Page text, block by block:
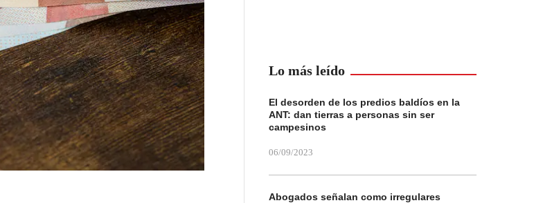
Lo más leído
El desorden de los predios baldíos en la
ANT: dan tierras a personas sin ser
campesinos
06/09/2023
Abogados señalan como irregulares